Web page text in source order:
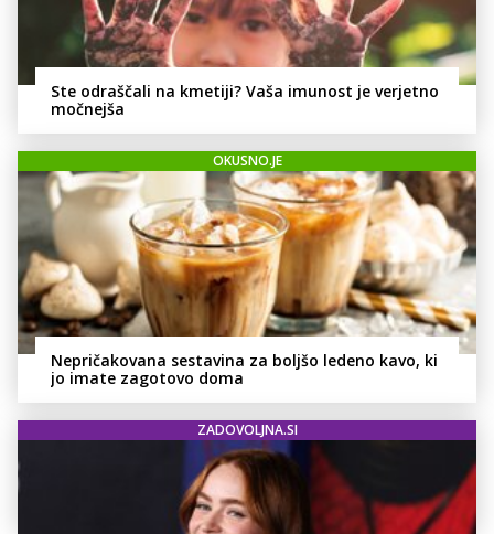
Ste odraščali na kmetiji? Vaša imunost je verjetno
močnejša
OKUSNO.JE
Nepričakovana sestavina za boljšo ledeno kavo, ki
jo imate zagotovo doma
ZADOVOLJNA.SI